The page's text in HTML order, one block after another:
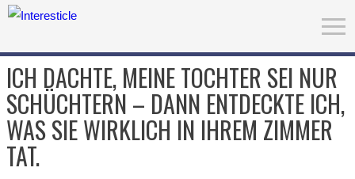
ICH DACHTE, MEINE TOCHTER SEI NUR
SCHÜCHTERN – DANN ENTDECKTE ICH,
WAS SIE WIRKLICH IN IHREM ZIMMER
TAT.